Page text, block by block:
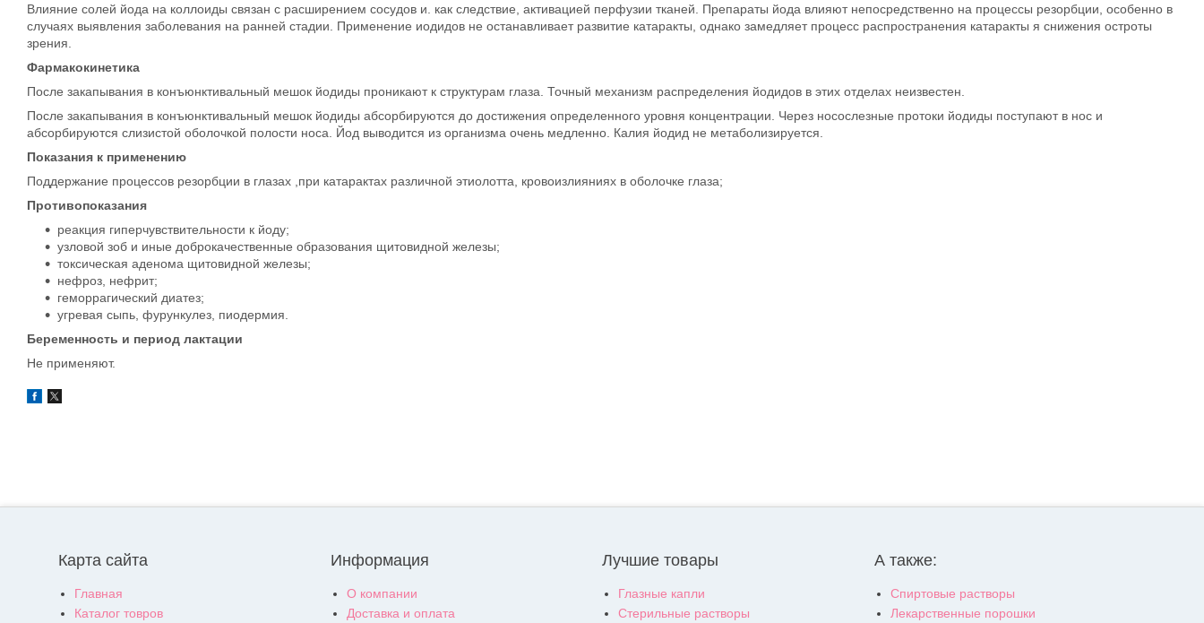
Влияние солей йода на коллоиды связан с расширением сосудов и. как следствие, активацией перфузии тканей. Препараты йода влияют непосредственно на процессы резорбции, особенно в
случаях выявления заболевания на ранней стадии. Применение иодидов не останавливает развитие катаракты, однако замедляет процесс распространения катаракты я снижения остроты
зрения.
Фармакокинетика
После закапывания в конъюнктивальный мешок йодиды проникают к структурам глаза. Точный механизм распределения йодидов в этих отделах неизвестен.
После закапывания в конъюнктивальный мешок йодиды абсорбируются до достижения определенного уровня концентрации. Через носослезные протоки йодиды поступают в нос и
абсорбируются слизистой оболочкой полости носа. Йод выводится из организма очень медленно. Калия йодид не метаболизируется.
Показания к применению
Поддержание процессов резорбции в глазах ,при катарактах различной этиолотта, кровоизлияниях в оболочке глаза;
Противопоказания
реакция гиперчувствительности к йоду;
узловой зоб и иные доброкачественные образования щитовидной железы;
токсическая аденома щитовидной железы;
нефроз, нефрит;
геморрагический диатез;
угревая сыпь, фурункулез, пиодермия.
Беременность и период лактации
Не применяют.
Карта сайта
Главная
Каталог товров
Информация
О компании
Доставка и оплата
Лучшие товары
Глазные капли
Стерильные растворы
А также:
Спиртовые растворы
Лекарственные порошки